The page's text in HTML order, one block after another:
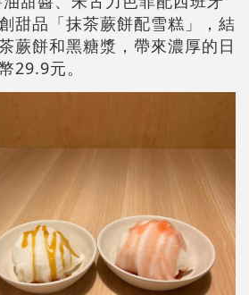
甜品「抹茶蕨餅配雪糕」，結
蕨餅和黑糖漿，帶來濃厚的日
29.9元。